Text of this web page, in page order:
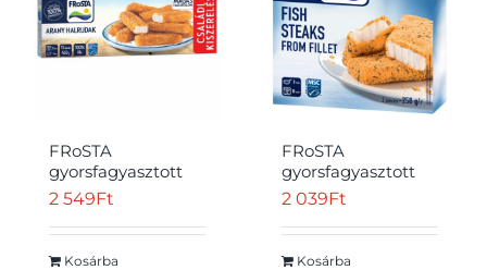
Átvétel
Termékek
FRoSTA
gyorsfagyasztott
elősütött halrudak
ropogós panírban
15 db 450 g
2 549Ft
Kosárba
FRoSTA
gyorsfagyasztott
hal steak 250 g
2 039Ft
Kosárba